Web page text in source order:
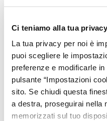
Ci teniamo alla tua privacy
La tua privacy per noi è
puoi scegliere le
preferenze e modificarle
pulsante “Impostazioni
sito. Se chiudi questa
a destra, proseguirai nella
memorizzati sul tuo
68.8 KM
Di qua e di là dalla
Valdelsa in bicicletta